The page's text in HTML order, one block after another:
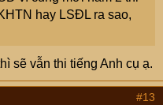
hay LSĐL ra sao,
sẽ vẫn thi tiếng Anh cụ ạ.
#13